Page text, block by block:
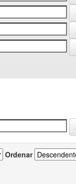
Ordenar